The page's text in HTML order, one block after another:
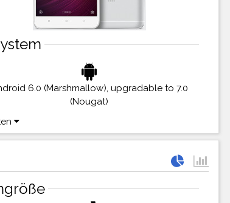
6.0 (Marshmallow), upgradable to 7.0
(Nougat)